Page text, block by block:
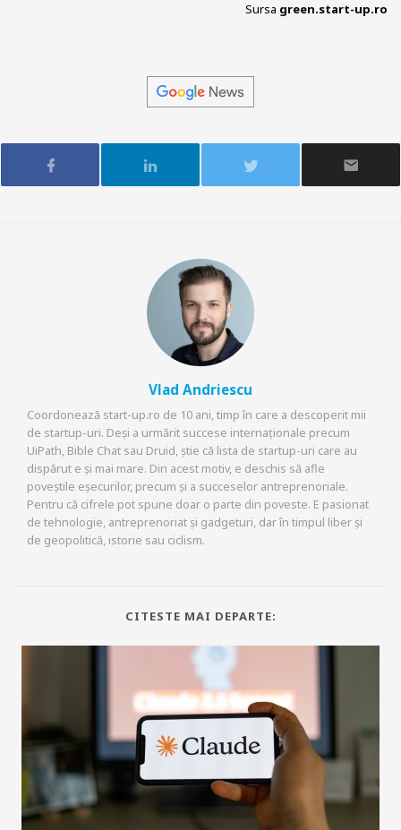
Sursa green.start-up.ro
Vlad Andriescu
Coordonează start-up.ro de 10 ani, timp în care a descoperit mii
de startup-uri. Deși a urmărit succese internaționale precum
UiPath, Bible Chat sau Druid, știe că lista de startup-uri care au
dispărut e și mai mare. Din acest motiv, e deschis să afle
poveștile eșecurilor, precum și a succeselor antreprenoriale.
Pentru că cifrele pot spune doar o parte din poveste. E pasionat
de tehnologie, antreprenoriat și gadgeturi, dar în timpul liber și
de geopolitică, istorie sau ciclism.
CITESTE MAI DEPARTE: